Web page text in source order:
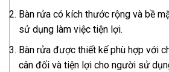
Bàn rửa có kích thước rộng và bề
sử dụng làm việc tiện lợi.
Bàn rửa được thiết kế phù hợp với
cân đối và tiện lợi cho người sử